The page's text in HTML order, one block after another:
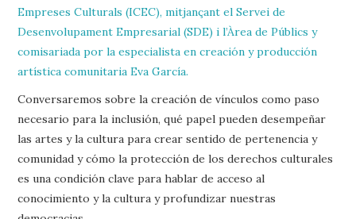
Empreses Culturals (ICEC), mitjançant el Servei de
Desenvolupament Empresarial (SDE) i l’Àrea de Públics y
comisariada por la especialista en creación y producción
artística comunitaria Eva García.
Conversaremos sobre la creación de vínculos como paso
necesario para la inclusión, qué papel pueden desempeñar
las artes y la cultura para crear sentido de pertenencia y
comunidad y cómo la protección de los derechos culturales
es una condición clave para hablar de acceso al
conocimiento y la cultura y profundizar nuestras